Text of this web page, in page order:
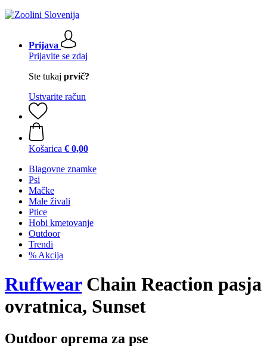
Prijava
Prijavite se zdaj
Ste tukaj prvič?
Ustvarite račun
Košarica € 0,00
Blagovne znamke
Psi
Mačke
Male živali
Ptice
Hobi kmetovanje
Outdoor
Trendi
% Akcija
RuffwearChain Reaction pasja
ovratnica, Sunset
Outdoor oprema za pse